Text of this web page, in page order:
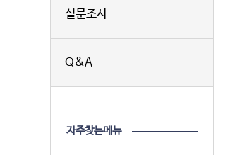
설문조사
Q&A
자주찾는메뉴